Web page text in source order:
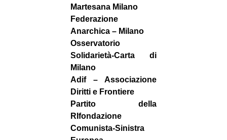
Martesana Milano
Federazione
Anarchica – Milano
Osservatorio
Solidarietà-Carta di
Milano
Adif – Associazione
Diritti e Frontiere
Partito della
RIfondazione
Comunista-Sinistra